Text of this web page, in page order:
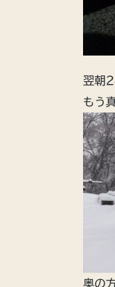
翌朝
もう
奥の